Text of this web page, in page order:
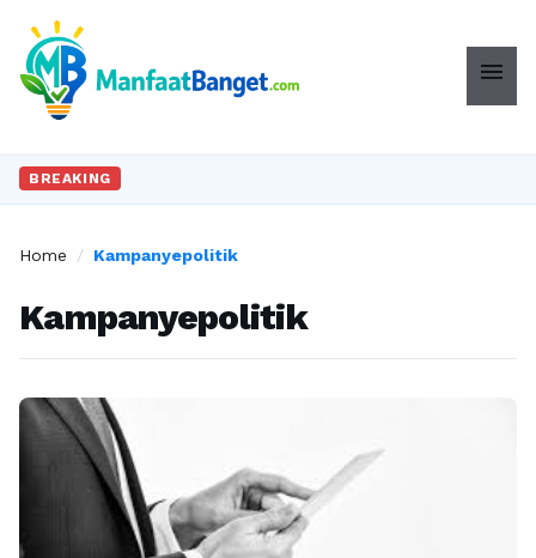
menu
BREAKING
Home / Kampanyepolitik
Kampanyepolitik